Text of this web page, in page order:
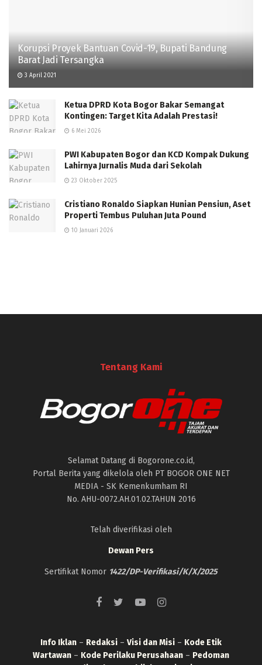
Korupsi Proyek Bantuan Covid-19, Bupati Bandung
Barat Jadi Tersangka
3 April 2021
Ketua DPRD Kota Bogor Bakar Semangat
Kontingen: Target Kita Adalah Prestasi!
6 Mei 2026
PWI Kabupaten Bogor dan KCD Kompak Dukung
Lahirnya Jurnalis Muda dari Sekolah
23 Oktober 2025
Cristiano Ronaldo Siapkan Hunian Pensiun, Aset
Properti Tembus Puluhan Juta Pound
10 Januari 2026
Tentang Kami
Selamat Datang di Bogorone.co.id,
Portal Berita yang dikelola oleh PT BOGOR ONE NET
MEDIA - SK Kemenkumham RI
No. AHU-0072.AH.01.02.TAHUN 2016
Telah diverifikasi oleh
Dewan Pers
Sertifikat Nomor 1422/DP-Verifikasi/K/X/2025
Info Iklan – Redaksi – Visi dan Misi – Kode Etik
Wartawan – Kode Perilaku Perusahaan – Pedoman